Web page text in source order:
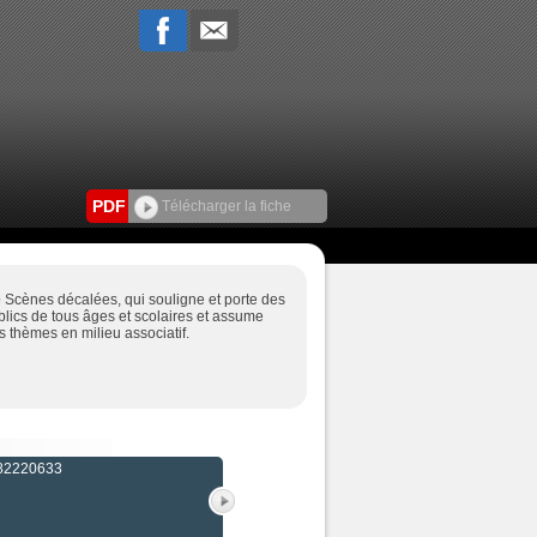
PDF Télécharger la fiche
décalées, qui souligne et porte des
de tous âges et scolaires et assume
thèmes en milieu associatif.